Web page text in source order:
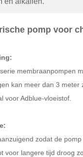
pomp voor
membraanpompen
kan meer dan 3 meter
voor Adblue-vloeistof.
zodat de
voor langere tijd droog